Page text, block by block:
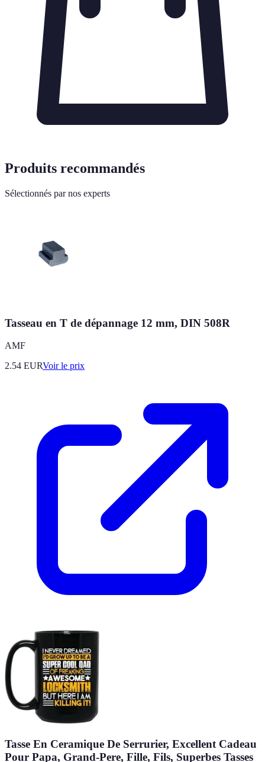
Produits recommandés
Sélectionnés par nos experts
Tasseau en T de dépannage 12 mm, DIN 508R
AMF
2.54 EURVoir le prix
Tasse En Ceramique De Serrurier, Excellent Cadeau
Pour Papa, Grand-Pere, Fille, Fils, Superbes Tasses